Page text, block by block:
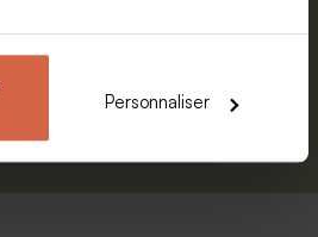
Personnaliser